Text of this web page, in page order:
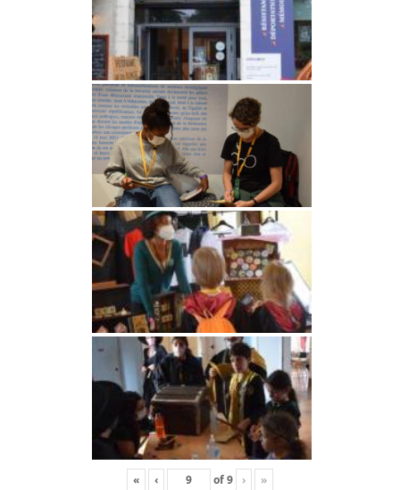
« ‹ of9 › »